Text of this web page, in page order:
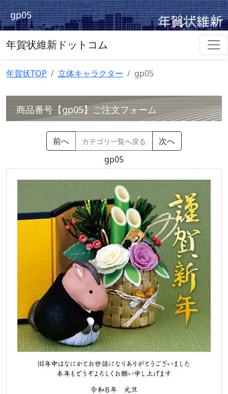
gp05
年賀状維新ドットコム
年賀状TOP 立体キャラクター gp05
商品番号【gp05】ご注文フォーム
前へ カテゴリ一覧へ戻る
次へ
gp05